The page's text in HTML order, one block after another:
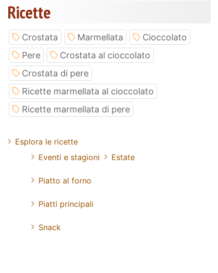
Ricette
Crostata Marmellata
Cioccolato
Pere
Crostata al cioccolato
Crostata di pere
Ricette marmellata al cioccolato
Ricette marmellata di pere
Esplora le ricette
Eventi e stagioni
Estate
Piatto al forno
Piatti principali
Snack